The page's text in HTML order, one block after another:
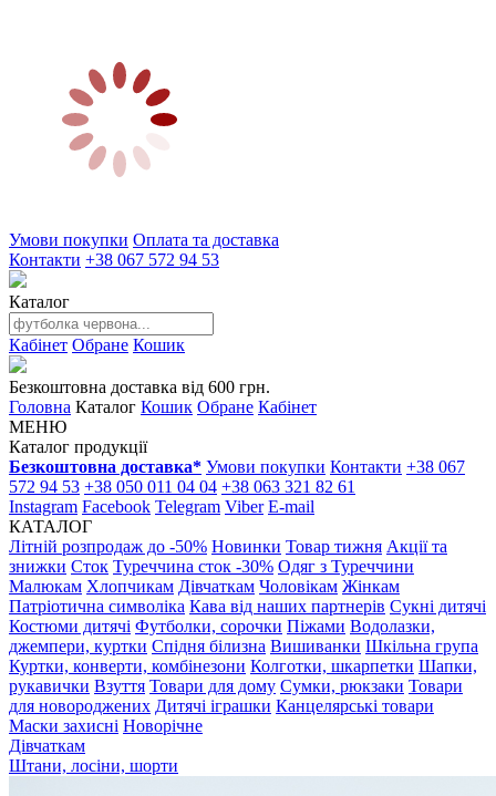
Умови покупки Оплата та доставка
Контакти +38 067 572 94 53
Каталог
Кабінет Обране Кошик
Безкоштовна доставка від 600 грн.
Головна Каталог Кошик Обране Кабінет
МЕНЮ
Каталог продукції
Безкоштовна доставка* Умови покупки Контакти +38 067
572 94 53 +38 050 011 04 04 +38 063 321 82 61
Instagram Facebook Telegram Viber E-mail
КАТАЛОГ
Літній розпродаж до -50% Новинки Товар тижня Акції та
знижки Сток Туреччина сток -30% Одяг з Туреччини
Малюкам Хлопчикам Дівчаткам Чоловікам Жінкам
Патріотична символіка Кава від наших партнерів Сукні дитячі
Костюми дитячі Футболки, сорочки Піжами Водолазки,
джемпери, куртки Спідня білизна Вишиванки Шкільна група
Куртки, конверти, комбінезони Колготки, шкарпетки Шапки,
рукавички Взуття Товари для дому Сумки, рюкзаки Товари
для новороджених Дитячі іграшки Канцелярські товари
Маски захисні Новорічне
Дівчаткам
Штани, лосіни, шорти